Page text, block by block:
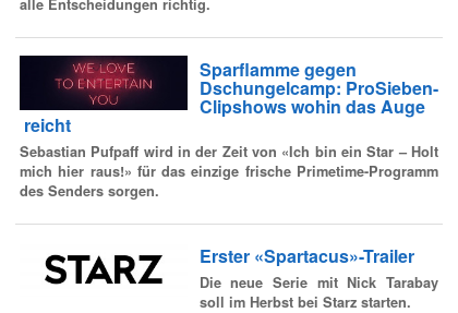
alle Entscheidungen richtig.
Sparflamme gegen
Dschungelcamp: ProSieben-
Clipshows wohin das Auge
reicht
Sebastian Pufpaff wird in der Zeit von «Ich bin ein Star – Holt
mich hier raus!» für das einzige frische Primetime-Programm
des Senders sorgen.
Erster «Spartacus»-Trailer
Die neue Serie mit Nick Tarabay
soll im Herbst bei Starz starten.